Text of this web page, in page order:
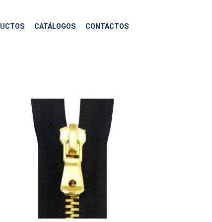
CATÁLOGOS CONTACTOS
CIERRES METÁLICOS Nª 7
Metálico No.7
Separable Dorado